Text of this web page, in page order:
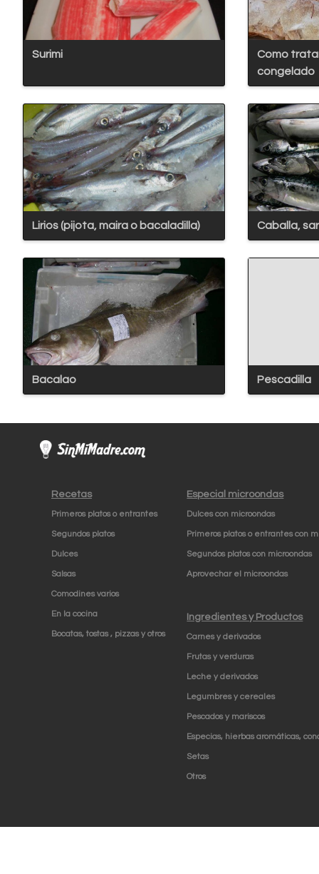
Surimi
Como
congelado
Lirios (pijota, maira o bacaladilla) Caballa,
Bacalao Pescadilla
Recetas
Primeros platos o entrantes
Segundos platos
Dulces
Salsas
Comodines varios
En la cocina
Bocatas, tostas , pizzas y otros
Especial microondas
Dulces con microondas
Primeros platos o entrantes con
Segundos platos con microondas
Aprovechar el microondas
Ingredientes y Productos
Carnes y derivados
Frutas y verduras
Leche y derivados
Legumbres y cereales
Pescados y mariscos
Especias, hierbas aromáticas,
Setas
Otros